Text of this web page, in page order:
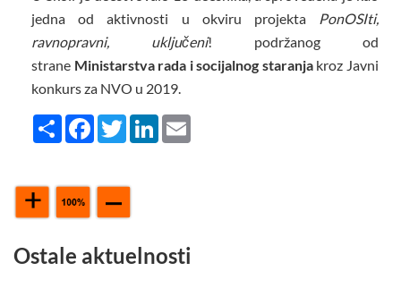
jedna od aktivnosti u okviru projekta
PonOSIti,
ravnopravni, uključeni! podržanog od
strane Ministarstva rada i socijalnog staranjakroz Javni
konkurs za NVO u 2019.
Share FacebookTwitterLinkedIn
Ostale aktuelnosti